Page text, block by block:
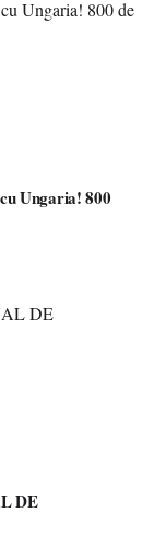
Ungaria! 800
DE